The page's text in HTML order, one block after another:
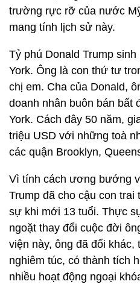
trường rực rỡ của nước
mang tính lịch sử này.
Tỷ phú Donald Trump
York. Ông là con thứ tư
chị em. Cha của Donald,
doanh nhân buôn bán bất
York. Cách đây 50 năm,
triệu USD với những toà
các quận Brooklyn,
Vì tính cách ương bướng
Trump đã cho cậu con
sự khi mới 13 tuổi. Thực
ngoặt thay đổi cuộc đời
viện này, ông đã đổi
nghiêm túc, có thành tích
nhiều hoạt động ngoại